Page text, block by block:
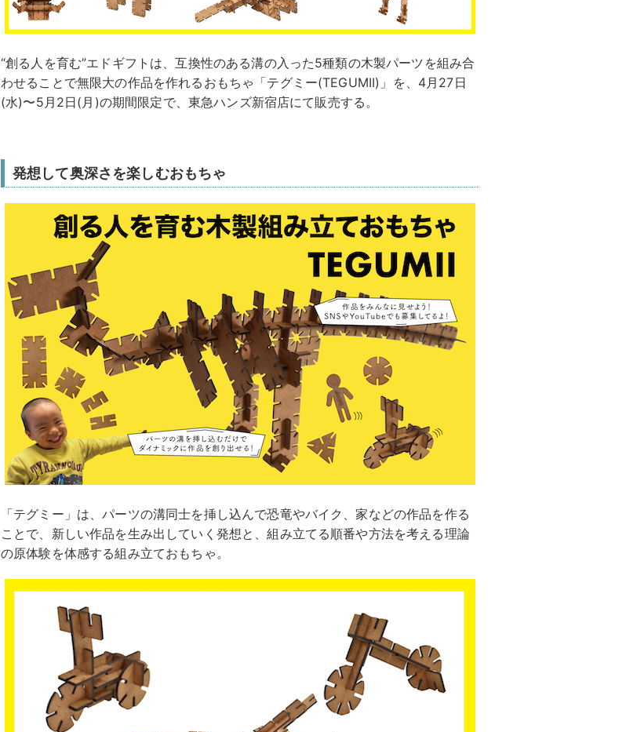
“創る人を育む”エドギフトは、互換性のある溝の入った5種類の木製パーツを組み合
わせることで無限大の作品を作れるおもちゃ「テグミー(TEGUMII)」を、4月27日
(水)〜5月2日(月)の期間限定で、東急ハンズ新宿店にて販売する。
発想して奥深さを楽しむおもちゃ
「テグミー」は、パーツの溝同士を挿し込んで恐竜やバイク、家などの作品を作る
ことで、新しい作品を生み出していく発想と、組み立てる順番や方法を考える理論
の原体験を体感する組み立ておもちゃ。